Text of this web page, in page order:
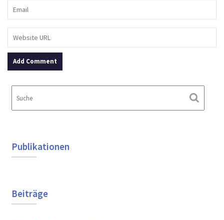
Publikationen
Beiträge